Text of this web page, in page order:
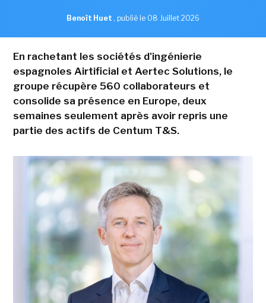
Benoît Huet , publié le 08 Juillet 2026
En rachetant les sociétés d'ingénierie
espagnoles Airtificial et Aertec Solutions, le
groupe récupère 560 collaborateurs et
consolide sa présence en Europe, deux
semaines seulement après avoir repris une
partie des actifs de Centum T&S.